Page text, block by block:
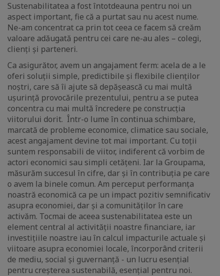
Sustenabilitatea a fost întotdeauna pentru noi un
aspect important, fie că a purtat sau nu acest nume.
Ne-am concentrat ca prin tot ceea ce facem să creăm
valoare adăugată pentru cei care ne-au ales – colegi,
clienți și parteneri.
Ca asigurător, avem un angajament ferm: acela de a le
oferi soluții simple, predictibile și flexibile clienților
noștri, care să îi ajute să depășească cu mai multă
ușurință provocările prezentului, pentru a se putea
concentra cu mai multă încredere pe construcția
viitorului dorit. Într-o lume în continua schimbare,
marcată de probleme economice, climatice sau sociale,
acest angajament devine tot mai important. Cu toții
suntem responsabili de viitor, indiferent că vorbim de
actori economici sau simpli cetățeni. Iar la Groupama,
măsurăm succesul în cifre, dar și în contribuția pe care
o avem la binele comun. Am perceput performanța
noastră economică ca pe un impact pozitiv semnificativ
asupra economiei, dar și a comunităților în care
activăm. Tocmai de aceea sustenabilitatea este un
element central al activității noastre financiare, iar
investițiile noastre iau în calcul impacturile actuale și
viitoare asupra economiei locale, încorporând criterii
de mediu, social și guvernanță - un lucru esențial
pentru creșterea sustenabilă, esențial pentru noi.